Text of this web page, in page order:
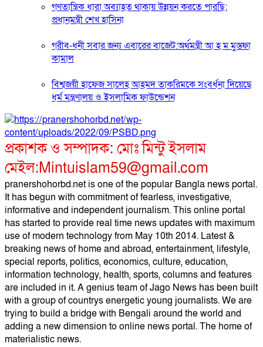
গণতান্ত্রিক ধারা অব্যাহত থাকায় উন্নয়ন করতে পারছি:
প্রধানমন্ত্রী শেখ হাসিনা
গরীব-ধনী সবার জন্য এবারের বাজেট:অর্থমন্ত্রী আ হ ম মুস্তফা
কামাল
বিশ্বজয়ী হাফেজ সালেহ আহমদ তাকরিমকে সংবর্ধনা দিয়েছে
ধর্ম মন্ত্রণালয় ও ইসলামিক ফাউন্ডেশন
প্রকাশক ও সম্পাদক: মোঃ মিন্টু ইসলাম
মেইল:Mintuislam59@gmail.com
pranershohorbd.net is one of the popular Bangla news portal.
It has begun with commitment of fearless, investigative,
informative and independent journalism. This online portal
has started to provide real time news updates with maximum
use of modern technology from May 10th 2014. Latest &
breaking news of home and abroad, entertainment, lifestyle,
special reports, politics, economics, culture, education,
information technology, health, sports, columns and features
are included in it. A genius team of Jago News has been built
with a group of countrys energetic young journalists. We are
trying to build a bridge with Bengali around the world and
adding a new dimension to online news portal. The home of
materialistic news.